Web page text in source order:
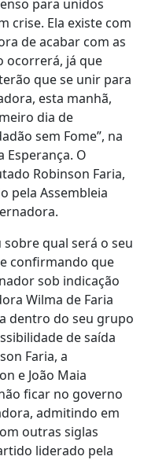
para unidos
crise. Ela existe com
de acabar com as
ocorrerá, já que
que se unir para
esta manhã,
dia de
sem Fome”, na
Esperança. O
Robinson Faria,
pela Assembleia
qual será o seu
confirmando que
sob indicação
Wilma de Faria
dentro do seu grupo
de saída
Faria, a
e João Maia
ficar no governo
admitindo em
outras siglas
liderado pela